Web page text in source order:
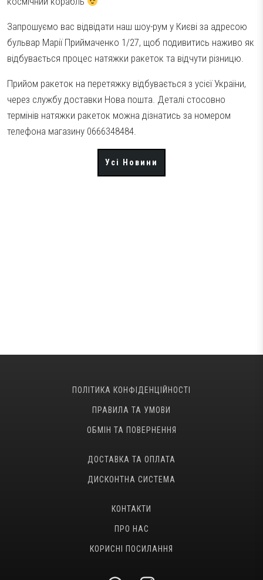
Запрошуємо вас відвідати наш шоу-рум у Києві за адресою
бульвар Марії Приймаченко 1/27, щоб подивитись наживо як
відбувається процес натяжки ракеток та відчути різницю.
Прийом ракеток на перетяжку відбувається з усієї України,
через службу доставки Нова пошта. Деталі стосовно
термінів натяжки ракеток можна дізнатись за номером
телефона магазину 0666348484.
Усі Новини
ПОЛІТИКА КОНФІДЕНЦІЙНОСТІ
ПРАВИЛА ТА УМОВИ
ОБМІН ТА ПОВЕРНЕННЯ
ДОСТАВКА ТА ОПЛАТА
ДИСКОНТНА СИСТЕМА
КОНТАКТИ
ПРО НАС
КОРИСНІ ПОСИЛАННЯ